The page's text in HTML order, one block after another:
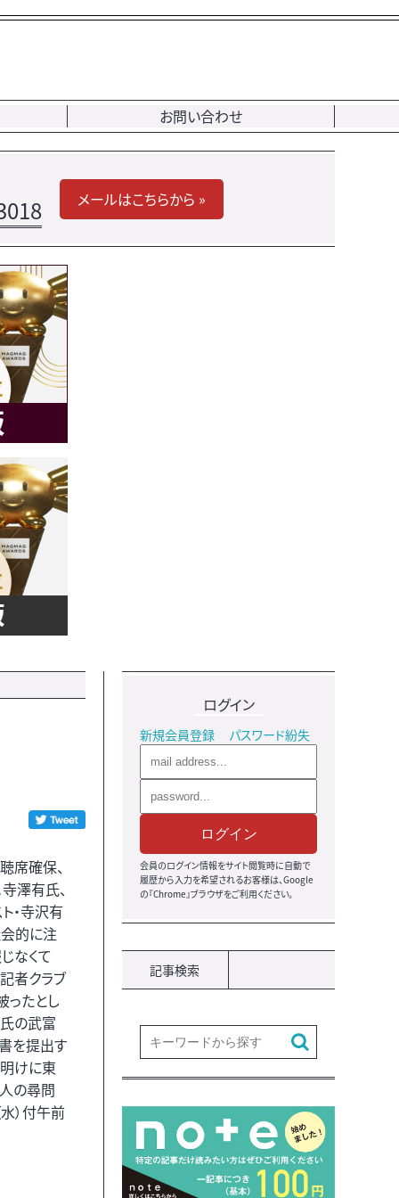
お問い合わせ
メールはこちらから »
席確保、
澤有氏、
・寺沢有
的に注
なくて
者クラブ
ったとし
の武富
を提出す
けに東
の尋問
）付午前
ログイン
新規会員登録 パスワード紛失
ログイン
会員のログイン情報をサイト閲覧時に自動で
履歴から入力を希望されるお客様は、Google
の『Chrome』ブラウザをご利用ください。
記事検索